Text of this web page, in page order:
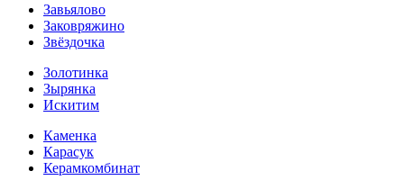
Завьялово
Заковряжино
Звёздочка
Золотинка
Зырянка
Искитим
Каменка
Карасук
Керамкомбинат